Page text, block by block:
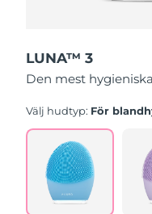
LUNA™ 3
Den mest
Välj hudtyp: För